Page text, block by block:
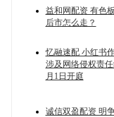
益和网配资 有色
后市怎么走？
忆融速配 小红书
涉及网络侵权责
月1日开庭
诚信双盈配资 明